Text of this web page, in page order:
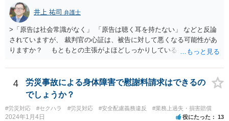
れた場合には断ることは可能なのでしょうか？ 【回答】 契約書に記載
がないのであれば，断ることができる可能性があります。 もし上記の
ような要求をされた場合は，その根拠を明示してもらってください。
井上 祐司 弁護士
>「原告は社会常識がなく」 「原告は聴く耳を持たない」 などと反論
されていますが、 裁判官の心証は、被告に対して悪くなる可能性があ
りますか？ もともとの主張がよほどしっかりしている書面でなけれ
勝ち負けは、法律構成に必要な事実の主張と証拠の的確さに尽きま
す。その意味では「無益的記載事項」です。 法律的に全く意味がな
い主張で、過度に攻撃的な文章ですから、少なくとも記載する必要は
全くない事項です。 こういったことが記載された場合には、完全ス
ルーする方が印象はよいのが普通です。
4
労災事故による身体障害で慰謝料請求はできるの
でしょうか？
#労災対応 #セクハラ #労災対応 #安全配慮義務違反 #業務上過失・損害賠償
2024年1月4日 役にたった 13